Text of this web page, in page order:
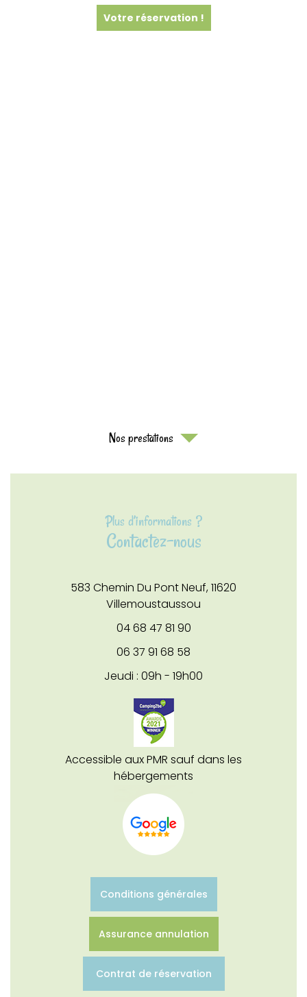
Votre réservation !
Nos prestations
Plus d’informations ?
Contactez-nous
583 Chemin Du Pont Neuf,11620
Villemoustaussou
04 68 47 81 90
06 37 91 68 58
Jeudi : 09h - 19h00
Accessible aux PMR sauf dans les
hébergements
Conditions générales
Assurance annulation
Contrat de réservation